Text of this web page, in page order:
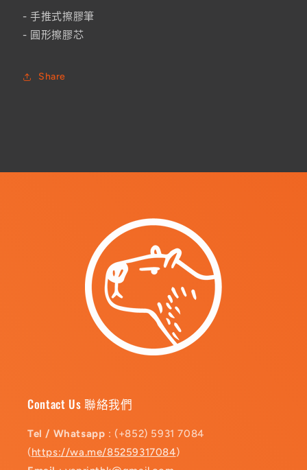
膠
筆
數
減
- 手推式擦膠筆
- 圓形擦膠芯
Share
Contact Us 聯絡我們
Tel / Whatsapp : (+852) 5931 7084
(https://wa.me/85259317084)